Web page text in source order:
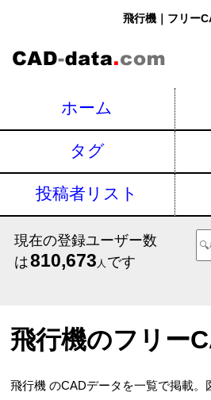
飛行機｜フリー
ホーム
タグ
投稿者リスト
現在の登録ユーザー数
は810,673 人 です
飛行機のフリー
飛行機 のCADデータを一覧で掲載。